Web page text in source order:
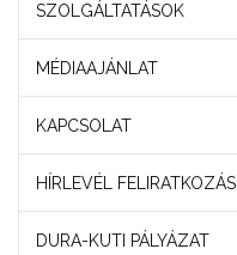
SZOLGÁLTATÁSOK
MÉDIAAJÁNLAT
KAPCSOLAT
HÍRLEVÉL FELIRATKOZÁS
DURA-KUTI PÁLYÁZAT